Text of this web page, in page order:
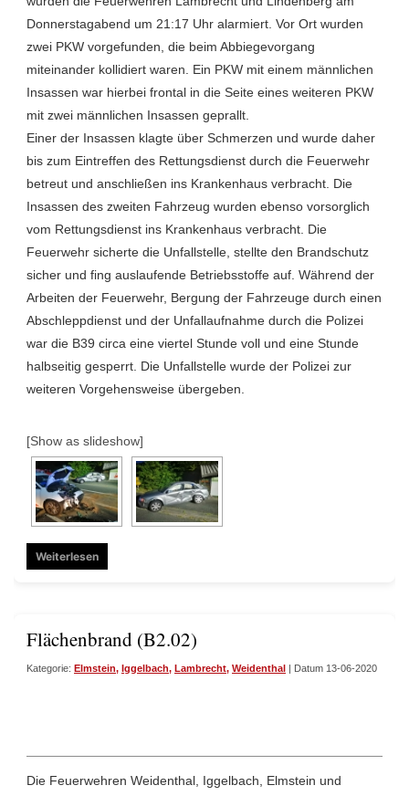
Donnerstagabend um 21:17 Uhr alarmiert. Vor Ort wurden
zwei PKW vorgefunden, die beim Abbiegevorgang
miteinander kollidiert waren. Ein PKW mit einem männlichen
Insassen war hierbei frontal in die Seite eines weiteren PKW
mit zwei männlichen Insassen geprallt.
Einer der Insassen klagte über Schmerzen und wurde daher
bis zum Eintreffen des Rettungsdienst durch die Feuerwehr
betreut und anschließen ins Krankenhaus verbracht. Die
Insassen des zweiten Fahrzeug wurden ebenso vorsorglich
vom Rettungsdienst ins Krankenhaus verbracht. Die
Feuerwehr sicherte die Unfallstelle, stellte den Brandschutz
sicher und fing auslaufende Betriebsstoffe auf. Während der
Arbeiten der Feuerwehr, Bergung der Fahrzeuge durch einen
Abschleppdienst und der Unfallaufnahme durch die Polizei
war die B39 circa eine viertel Stunde voll und eine Stunde
halbseitig gesperrt. Die Unfallstelle wurde der Polizei zur
weiteren Vorgehensweise übergeben.
[Show as slideshow]
Weiterlesen
Flächenbrand (B2.02)
Kategorie: Elmstein, Iggelbach, Lambrecht, Weidenthal | Datum 13-06-2020
Die Feuerwehren Weidenthal, Iggelbach, Elmstein und